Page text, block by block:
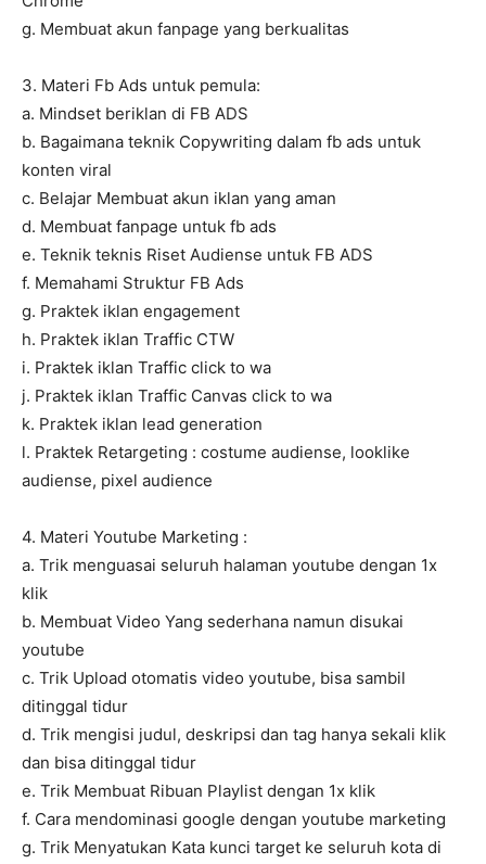
g. Membuat akun fanpage yang berkualitas
3. Materi Fb Ads untuk pemula:
a. Mindset beriklan di FB ADS
b. Bagaimana teknik Copywriting dalam fb ads untuk
konten viral
c. Belajar Membuat akun iklan yang aman
d. Membuat fanpage untuk fb ads
e. Teknik teknis Riset Audiense untuk FB ADS
f. Memahami Struktur FB Ads
g. Praktek iklan engagement
h. Praktek iklan Traffic CTW
i. Praktek iklan Traffic click to wa
j. Praktek iklan Traffic Canvas click to wa
k. Praktek iklan lead generation
l. Praktek Retargeting : costume audiense, looklike
audiense, pixel audience
4. Materi Youtube Marketing :
a. Trik menguasai seluruh halaman youtube dengan 1x
klik
b. Membuat Video Yang sederhana namun disukai
youtube
c. Trik Upload otomatis video youtube, bisa sambil
ditinggal tidur
d. Trik mengisi judul, deskripsi dan tag hanya sekali klik
dan bisa ditinggal tidur
e. Trik Membuat Ribuan Playlist dengan 1x klik
f. Cara mendominasi google dengan youtube marketing
g. Trik Menyatukan Kata kunci target ke seluruh kota di